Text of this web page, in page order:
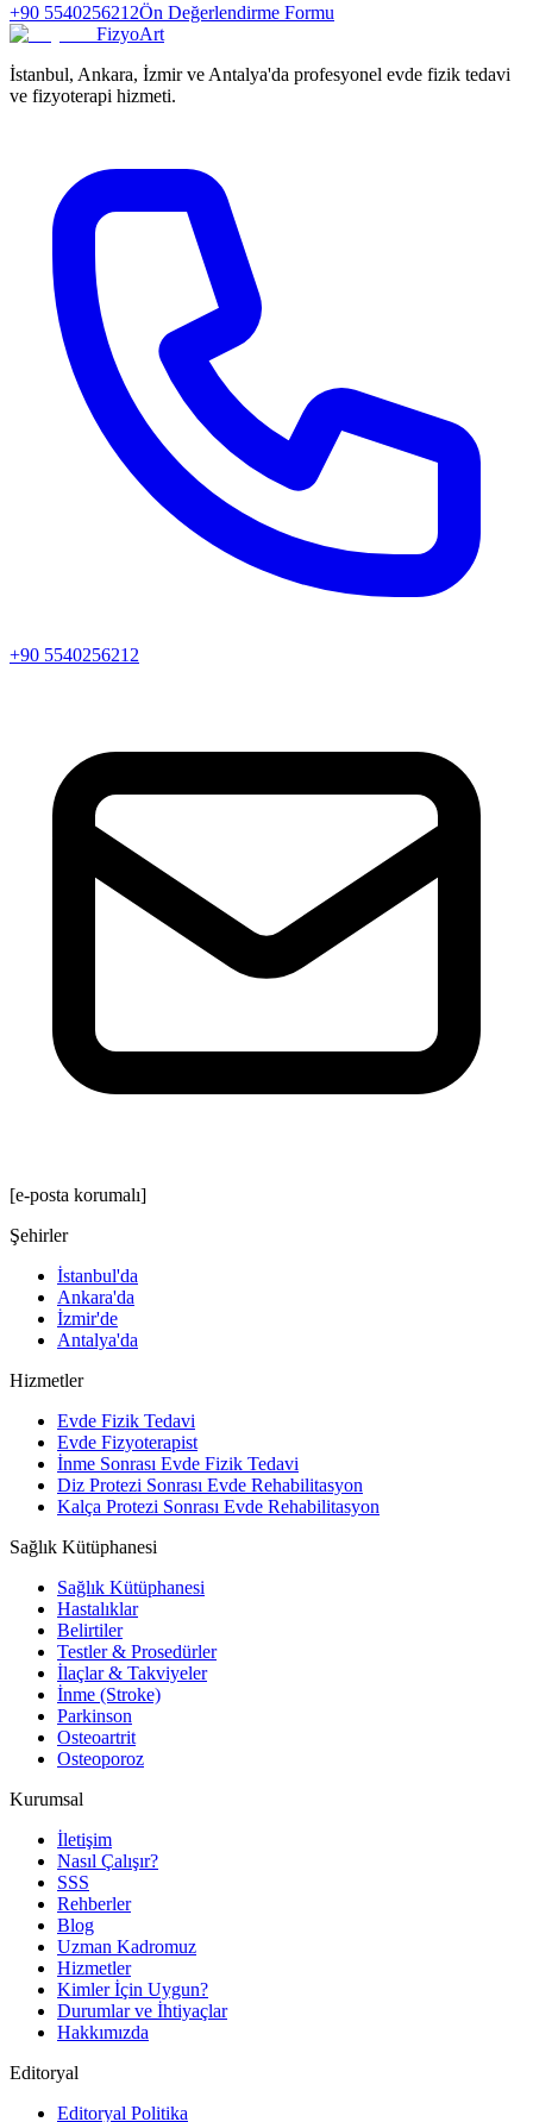
+90 5540256212Ön Değerlendirme Formu
FizyoArt
İstanbul, Ankara, İzmir ve Antalya'da profesyonel evde fizik tedavi
ve fizyoterapi hizmeti.
+90 5540256212
[e-posta korumalı]
Şehirler
İstanbul'da
Ankara'da
İzmir'de
Antalya'da
Hizmetler
Evde Fizik Tedavi
Evde Fizyoterapist
İnme Sonrası Evde Fizik Tedavi
Diz Protezi Sonrası Evde Rehabilitasyon
Kalça Protezi Sonrası Evde Rehabilitasyon
Sağlık Kütüphanesi
Sağlık Kütüphanesi
Hastalıklar
Belirtiler
Testler & Prosedürler
İlaçlar & Takviyeler
İnme (Stroke)
Parkinson
Osteoartrit
Osteoporoz
Kurumsal
İletişim
Nasıl Çalışır?
SSS
Rehberler
Blog
Uzman Kadromuz
Hizmetler
Kimler İçin Uygun?
Durumlar ve İhtiyaçlar
Hakkımızda
Editoryal
Editoryal Politika